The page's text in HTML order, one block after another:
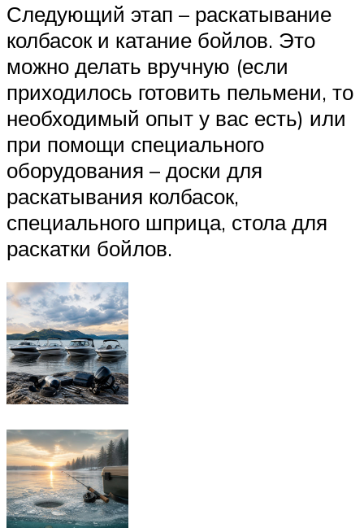
Следующий этап – раскатывание
колбасок и катание бойлов. Это
можно делать вручную (если
приходилось готовить пельмени, то
необходимый опыт у вас есть) или
при помощи специального
оборудования – доски для
раскатывания колбасок,
специального шприца, стола для
раскатки бойлов.